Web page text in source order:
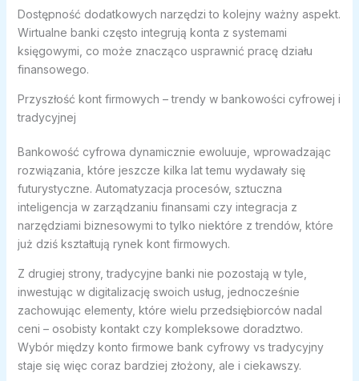
Dostępność dodatkowych narzędzi to kolejny ważny aspekt.
Wirtualne banki często integrują konta z systemami
księgowymi, co może znacząco usprawnić pracę działu
finansowego.
Przyszłość kont firmowych – trendy w bankowości cyfrowej i
tradycyjnej
Bankowość cyfrowa dynamicznie ewoluuje, wprowadzając
rozwiązania, które jeszcze kilka lat temu wydawały się
futurystyczne. Automatyzacja procesów, sztuczna
inteligencja w zarządzaniu finansami czy integracja z
narzędziami biznesowymi to tylko niektóre z trendów, które
już dziś kształtują rynek kont firmowych.
Z drugiej strony, tradycyjne banki nie pozostają w tyle,
inwestując w digitalizację swoich usług, jednocześnie
zachowując elementy, które wielu przedsiębiorców nadal
ceni – osobisty kontakt czy kompleksowe doradztwo.
Wybór między konto firmowe bank cyfrowy vs tradycyjny
staje się więc coraz bardziej złożony, ale i ciekawszy.